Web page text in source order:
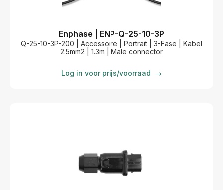
Enphase | ENP-Q-25-10-3P
Q-25-10-3P-200 | Accessoire | Portrait | 3-Fase | Kabel
2.5mm2 | 1.3m | Male connector
Log in voor prijs/voorraad →